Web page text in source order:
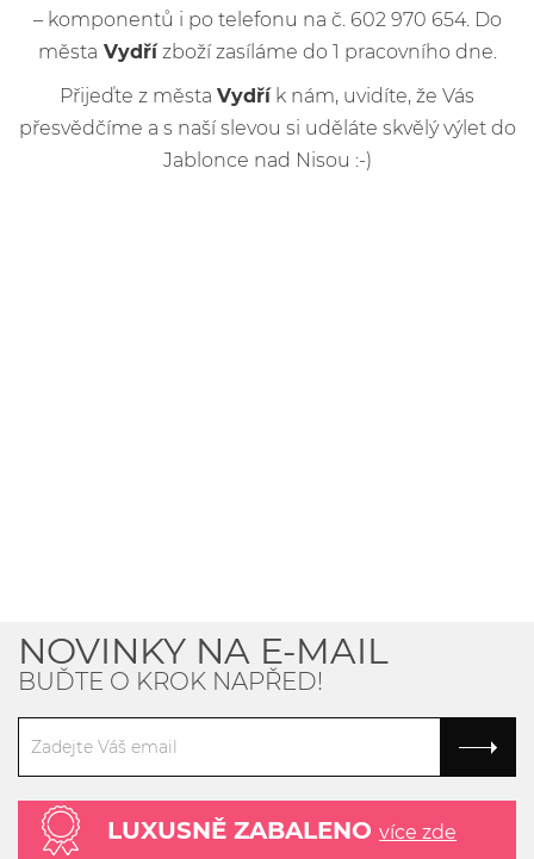
– komponentů i po telefonu na č. 602 970 654. Do
města Vydřízboží zasíláme do 1 pracovního dne.
Přijeďte z města Vydřík nám, uvidíte, že Vás
přesvědčíme a s naší slevou si uděláte skvělý výlet do
Jablonce nad Nisou :-)
NOVINKY NA E-MAIL
BUĎTE O KROK NAPŘED!
LUXUSNĚ ZABALENO více zde